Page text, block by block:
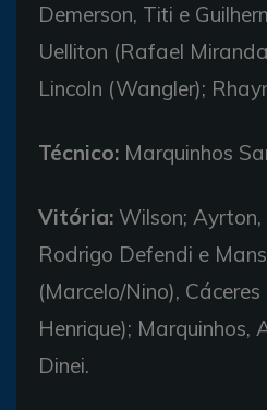
Demerson, Titi e
Uelliton (Rafael
Lincoln (Wangler);
Técnico: Marquinhos
Vitória: Wilson;
Rodrigo Defendi e
(Marcelo/Nino),
Henrique); Marquinhos,
Dinei.